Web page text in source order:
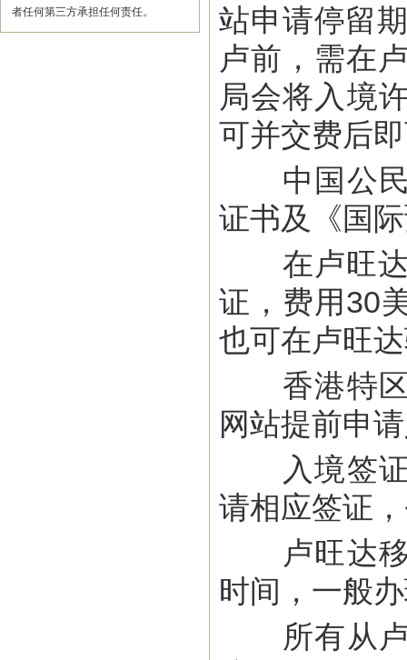
者任何第三方承担任何责任。
站申请停留
卢前，需在
局会将入境
可并交费后
中国公民
证书及《国
在卢旺达
证，费用30
也可在卢旺
香港特区
网站提前申
入境签证
请相应签证
卢旺达移
时间，一般
所有从卢